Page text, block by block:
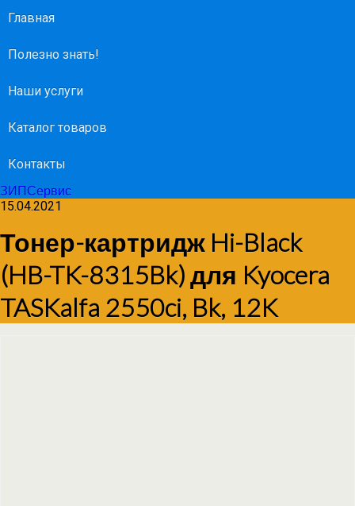
Главная
Полезно знать!
Наши услуги
Каталог товаров
Контакты
ЗИПСервис
15.04.2021
Тонер-картридж Hi-Black
(HB-TK-8315Bk) для Kyocera
TASKalfa 2550ci, Bk, 12K